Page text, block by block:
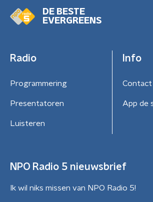
DE BESTE
EVERGREENS
Radio
Programmering
Presentatoren
Luisteren
Info
Contact
App de
NPO Radio 5 nieuwsbrief
Ik wil niks missen van NPO Radio 5!